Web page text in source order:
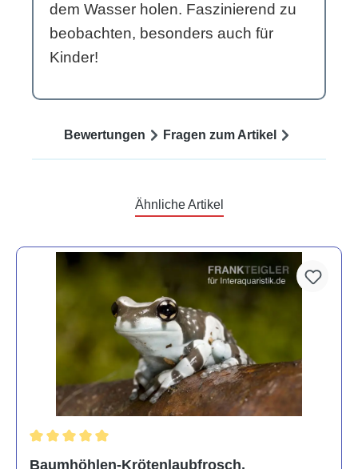
dem Wasser holen. Faszinierend zu
beobachten, besonders auch für
Kinder!
Bewertungen Fragen zum Artikel
Ähnliche Artikel
Baumhöhlen-Krötenlaubfrosch,